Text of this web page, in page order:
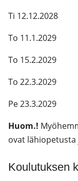
Ti 12.12.2028
To 11.1.2029
To 15.2.2029
To 22.3.2029
Pe 23.3.2029
Huom.!
ovat
Koulutuksen